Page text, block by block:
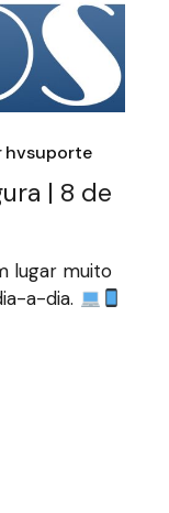
hvsuporte
| 8 de
lugar muito
a-dia.